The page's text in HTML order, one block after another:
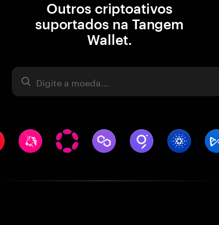
Outros criptoativos
suportados na Tangem
Wallet.
Ativo